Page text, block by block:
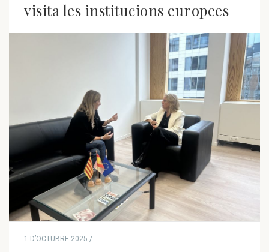
visita les institucions europees
1 D’OCTUBRE 2025 /